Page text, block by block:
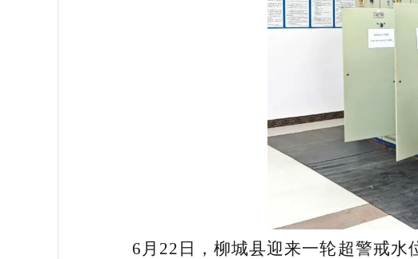
6月22日，柳城县迎来一轮超警戒水